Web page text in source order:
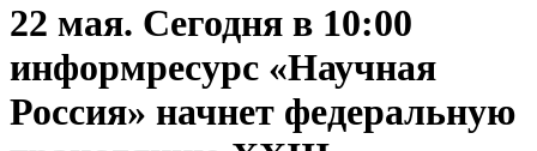
22 мая. Сегодня в 10:00
информресурс «Научная
Россия» начнет федеральную